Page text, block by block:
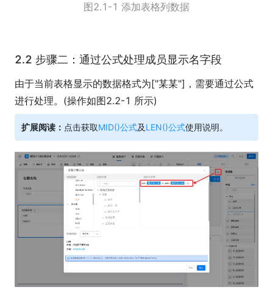
图2.1-1 添加表格列数据
2.2 步骤二：通过公式处理成员显示名字段
由于当前表格显示的数据格式为["某某"]，需要通过公式
进行处理。(操作如图2.2-1 所示)
扩展阅读： 点击获取MID()公式及LEN()公式使用说明。